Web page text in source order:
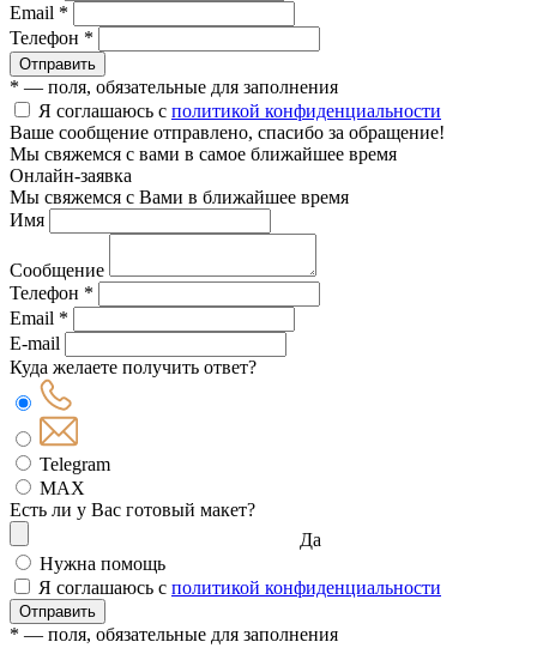
Email *
Телефон *
Отправить
* — поля, обязательные для заполнения
Я соглашаюсь с политикой конфиденциальности
Ваше сообщение отправлено, спасибо за обращение!
Мы свяжемся с вами в самое ближайшее время
Онлайн-заявка
Мы свяжемся с Вами в ближайшее время
Имя
Сообщение
Телефон *
Email *
E-mail
Куда желаете получить ответ?
Telegram
MAX
Есть ли у Вас готовый макет?
Да
Нужна помощь
Я соглашаюсь с политикой конфиденциальности
Отправить
* — поля, обязательные для заполнения